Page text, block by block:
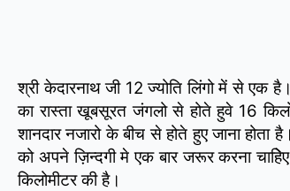
श्री केदारनाथ जी 12 ज्योति लिंगो में से एक
का रास्ता खूबसूरत जंगलो से होते हुवे 16
शानदार नजारो के बीच से होते हुए जाना
को अपने ज़िन्दगी मे एक बार जरूर करना
किलोमीटर की है।